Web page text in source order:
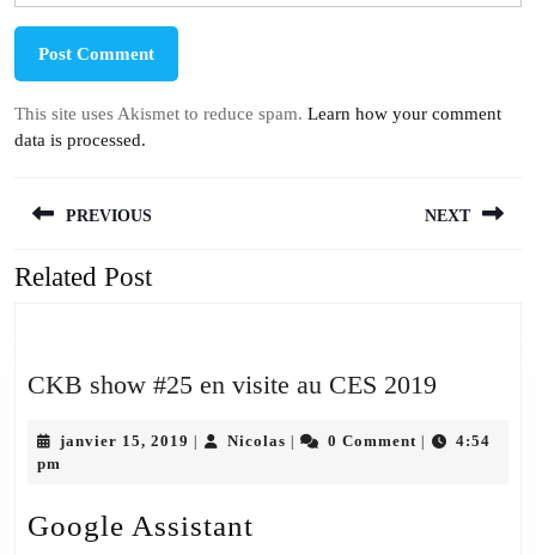
This site uses Akismet to reduce spam. Learn how your comment
data is processed.
de
l’article
PREVIOUS
Previous
NEXT
Related Post
CKB show #25 en visite au CES 2019
#25
janvier 15, 2019 janvier
| NicolasNicolas
| 0 Comment |
4:54
pm
Google Assistant